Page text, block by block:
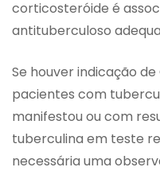
corticosteróide é
antituberculoso
Se houver indicação de
pacientes com
manifestou ou com
tuberculina em teste
necessária uma